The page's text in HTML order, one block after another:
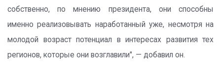
собственно, по мнению президента, они способны
именно реализовывать наработанный уже, несмотря на
молодой возраст потенциал в интересах развития тех
регионов, которые они возглавили", — добавил он.